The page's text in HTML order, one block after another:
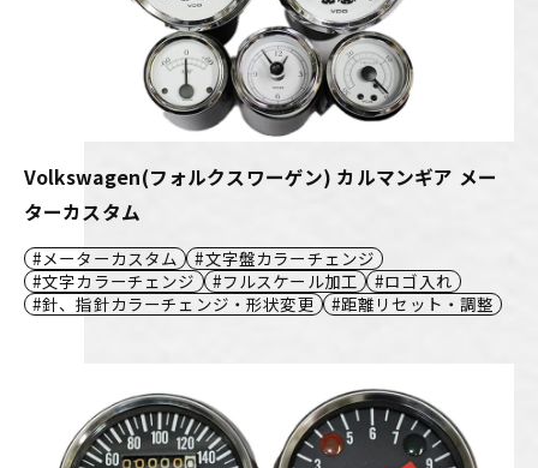
Volkswagen(フォルクスワーゲン) カルマンギア メー
ターカスタム
メーターカスタム
文字盤カラーチェンジ
文字カラーチェンジ
フルスケール加工
ロゴ入れ
針、指針カラーチェンジ・形状変更
距離リセット・調整